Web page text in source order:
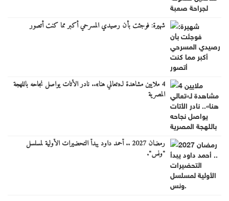
شهيرة: فوجئت بأن رصيدي المسرحي أكبر مما كنت أتصور
4 ملايين مشاهدة لـ«تعالي هنا».. نادر الأتات يواصل نجاحه باللهجة
المصرية
رمضان 2027 .. أحمد داود يبدأ التحضيرات الأولية لمسلسل
"ونس".